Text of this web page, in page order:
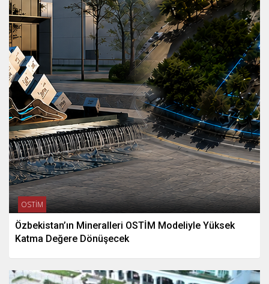
OSTİM
Özbekistan’ın Mineralleri OSTİM Modeliyle Yüksek
Katma Değere Dönüşecek